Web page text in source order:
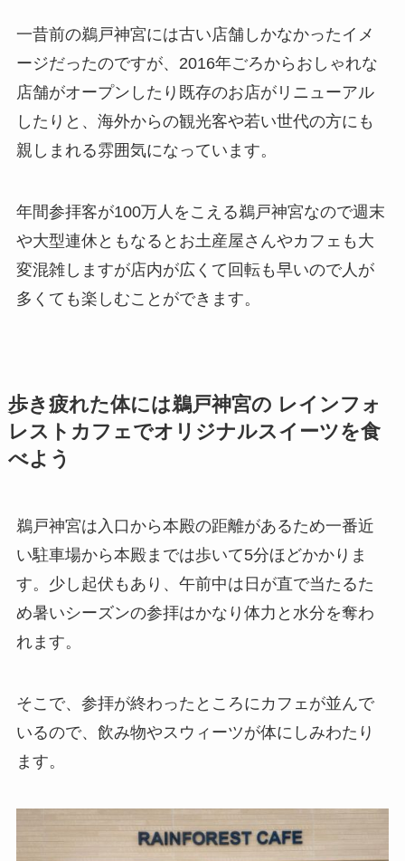
一昔前の鵜戸神宮には古い店舗しかなかったイメ
ージだったのですが、2016年ごろからおしゃれな
店舗がオープンしたり既存のお店がリニューアル
したりと、海外からの観光客や若い世代の方にも
親しまれる雰囲気になっています。
年間参拝客が100万人をこえる鵜戸神宮なので週末
や大型連休ともなるとお土産屋さんやカフェも大
変混雑しますが店内が広くて回転も早いので人が
多くても楽しむことができます。
歩き疲れた体には鵜戸神宮の レインフォ
レストカフェでオリジナルスイーツを食
べよう
鵜戸神宮は入口から本殿の距離があるため一番近
い駐車場から本殿までは歩いて5分ほどかかりま
す。少し起伏もあり、午前中は日が直で当たるた
め暑いシーズンの参拝はかなり体力と水分を奪わ
れます。
そこで、参拝が終わったところにカフェが並んで
いるので、飲み物やスウィーツが体にしみわたり
ます。